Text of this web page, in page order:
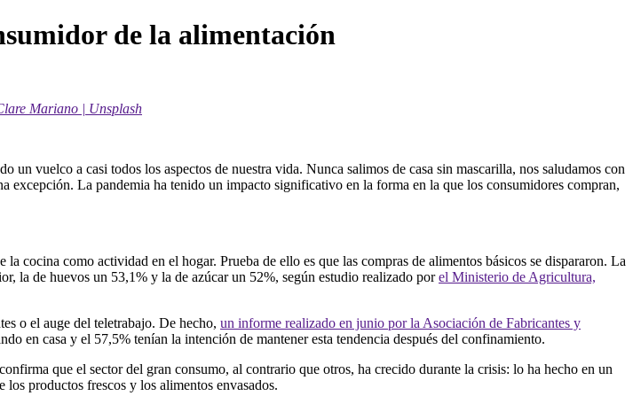
de la alimentación
Mariano | Unsplash
vuelco a casi todos los aspectos de nuestra vida. Nunca salimos de casa sin mascarilla, nos saludamos con
La pandemia ha tenido un impacto significativo en la forma en la que los consumidores compran,
cocina como actividad en el hogar. Prueba de ello es que las compras de alimentos básicos se dispararon. La
la de huevos un 53,1% y la de azúcar un 52%, según estudio realizado porel Ministerio de Agricultura,
o el auge del teletrabajo. De hecho, un informe realizado en junio por la Asociación de Fabricantes y
en casa y el 57,5% tenían la intención de mantener esta tendencia después del confinamiento.
que el sector del gran consumo, al contrario que otros, ha crecido durante la crisis: lo ha hecho en un
productos frescos y los alimentos envasados.